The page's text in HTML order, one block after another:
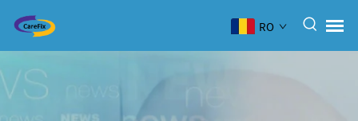
RO